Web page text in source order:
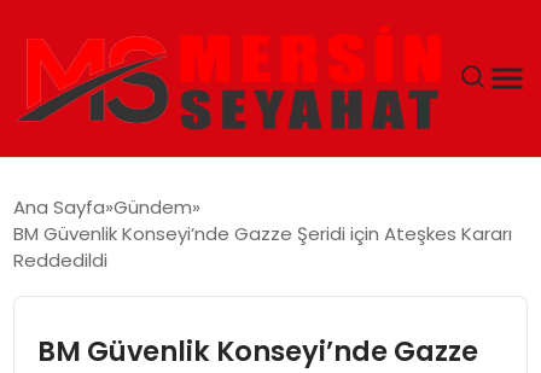
EKONOMI
Ana Sayfa Gündem
BM Güvenlik Konseyi’nde Gazze Şeridi için Ateşkes Kararı
Reddedildi
BM Güvenlik Konseyi’nde Gazze